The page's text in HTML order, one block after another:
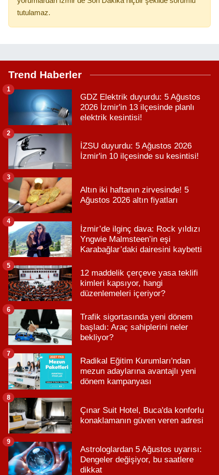
tutulamaz.
Trend Haberler
GDZ Elektrik duyurdu: 5 Ağustos
2026 İzmir'in 13 ilçesinde planlı
elektrik kesintisi!
1
İZSU duyurdu: 5 Ağustos 2026
İzmir'in 10 ilçesinde su kesintisi!
2
Altın iki haftanın zirvesinde! 5
Ağustos 2026 altın fiyatları
3
İzmir’de ilginç dava: Rock yıldızı
Yngwie Malmsteen’in eşi
Karabağlar’daki dairesini kaybetti
4
12 maddelik çerçeve yasa teklifi
kimleri kapsıyor, hangi
düzenlemeleri içeriyor?
5
Trafik sigortasında yeni dönem
başladı: Araç sahiplerini neler
bekliyor?
6
Radikal Eğitim Kurumları'ndan
mezun adaylarına avantajlı yeni
dönem kampanyası
7
Çınar Suit Hotel, Buca'da konforlu
konaklamanın güven veren adresi
8
Astrologlardan 5 Ağustos uyarısı:
Dengeler değişiyor, bu saatlere
dikkat
9